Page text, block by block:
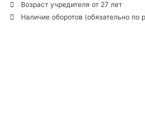
Возраст учредителя от 27 лет
Наличие оборотов (обязательно по